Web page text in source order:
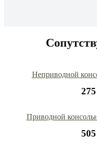
Неприводной
Приводной